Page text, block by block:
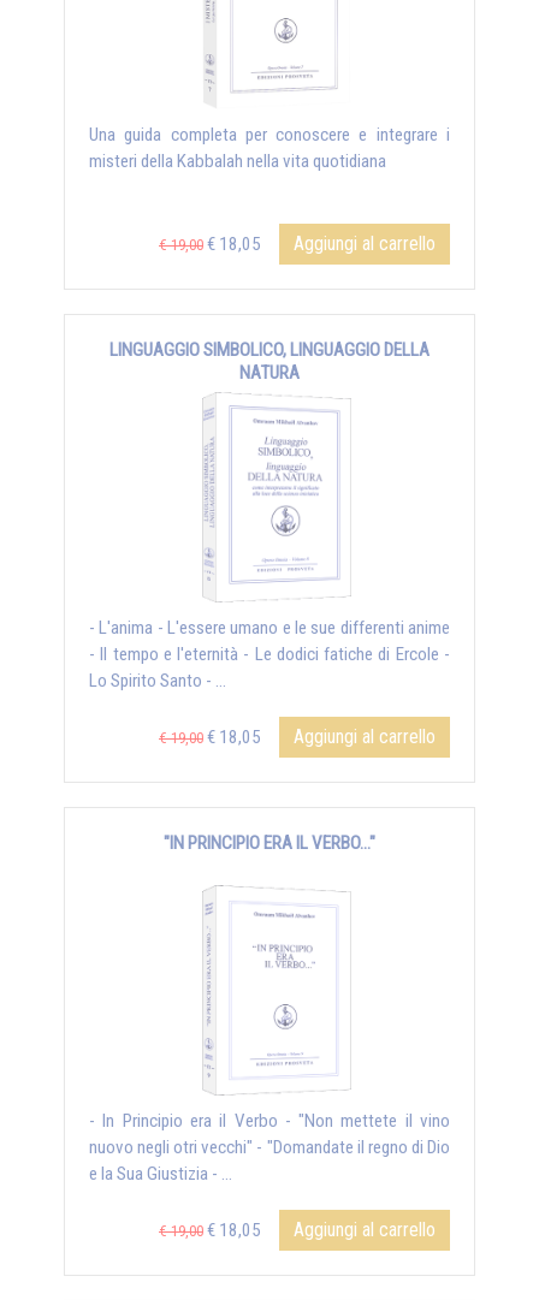
Una guida completa per conoscere e integrare i
misteri della Kabbalah nella vita quotidiana
€ 19,00 € 18,05 Aggiungi al carrello
LINGUAGGIO SIMBOLICO, LINGUAGGIO DELLA
NATURA
- L'anima - L'essere umano e le sue differenti anime
- Il tempo e l'eternità - Le dodici fatiche di Ercole -
Lo Spirito Santo - ...
€ 19,00 € 18,05 Aggiungi al carrello
"IN PRINCIPIO ERA IL VERBO..."
- In Principio era il Verbo - "Non mettete il vino
nuovo negli otri vecchi" - "Domandate il regno di Dio
e la Sua Giustizia - ...
€ 19,00 € 18,05 Aggiungi al carrello